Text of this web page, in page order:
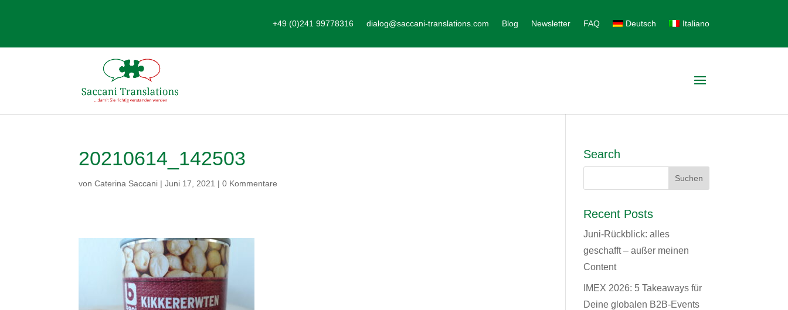
+49 (0)241 99778316 dialog@saccani-translations.com Blog Newsletter FAQ Deutsch Italiano
20210614_142503
vonCaterina Saccani |Juni 17, 2021 |0 Kommentare
Search
Recent Posts
Juni-Rückblick: alles
geschafft – außer meinen
Content
IMEX 2026: 5 Takeaways für
Deine globalen B2B-Events